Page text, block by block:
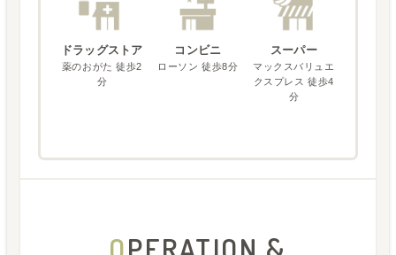
ドラッグストア
薬のおがた 徒歩2
分
コンビニ
ローソン 徒歩8分
スーパー
マックスバリュエ
クスプレス 徒歩4
分